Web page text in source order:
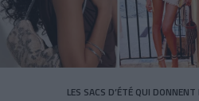
LES SACS D’ÉTÉ QUI